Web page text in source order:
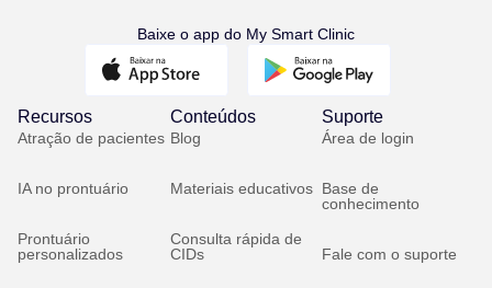
Baixe o app do My Smart Clinic
Recursos
Atração de pacientes
IA no prontuário
Prontuário
personalizados
Conteúdos
Blog
Materiais educativos
Consulta rápida de
CIDs
Suporte
Área de login
Base de
conhecimento
Fale com o suporte